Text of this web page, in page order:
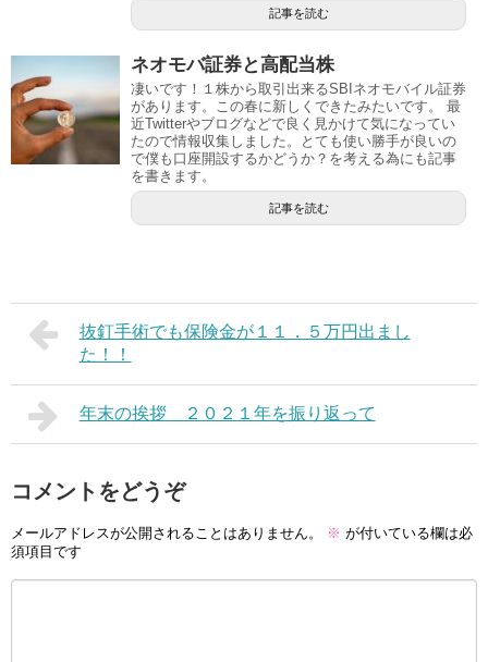
記事を読む
ネオモバ証券と高配当株
凄いです！１株から取引出来るSBIネオモバイル証券
があります。この春に新しくできたみたいです。 最
近Twitterやブログなどで良く見かけて気になってい
たので情報収集しました。とても使い勝手が良いの
で僕も口座開設するかどうか？を考える為にも記事
を書きます。
記事を読む
抜釘手術でも保険金が１１．５万円出まし
た！！
年末の挨拶 ２０２１年を振り返って
コメントをどうぞ
メールアドレスが公開されることはありません。 ※ が付いている欄は必
須項目です